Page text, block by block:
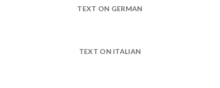
TEXT ON GERMAN
TEXT ON ITALIAN